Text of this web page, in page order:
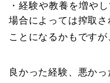
・経験や教養を増や
場合によっては搾取
ことになるかもですが
良かった経験、悪か